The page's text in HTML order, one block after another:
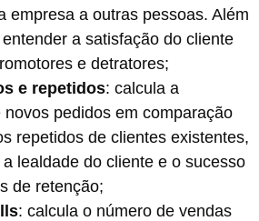
empresa a outras pessoas. Além
a satisfação do cliente
e detratores;
e repetidos: calcula a
novos pedidos em comparação
repetidos de clientes existentes,
lealdade do cliente e o sucesso
de retenção;
: calcula o número de vendas